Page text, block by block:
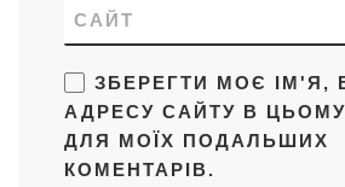
САЙТ
ЗБЕРЕГТИ МОЄ ІМ'Я,
АДРЕСУ САЙТУ В ЦЬОМУ
ДЛЯ МОЇХ ПОДАЛЬШИХ
КОМЕНТАРІВ.